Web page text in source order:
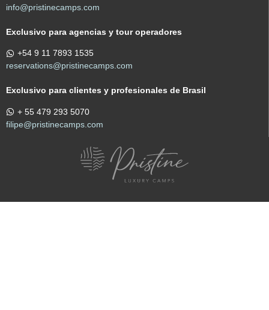
info@pristinecamps.com
Exclusivo para agencias y tour operadores
+54 9 11 7893 1535
reservations@pristinecamps.com
Exclusivo para clientes y profesionales de Brasil
+ 55 479 293 5070
filipe@pristinecamps.com